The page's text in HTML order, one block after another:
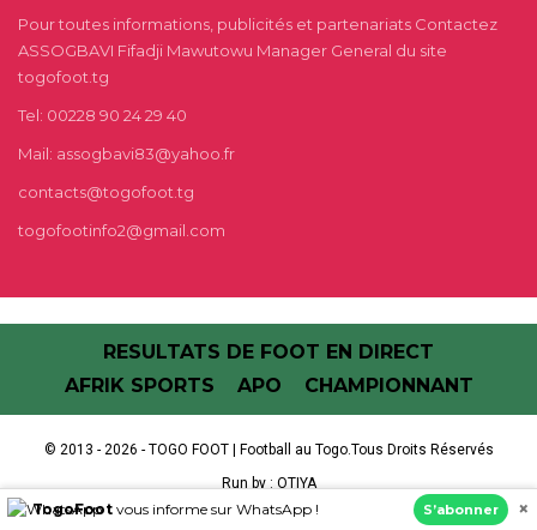
Pour toutes informations, publicités et partenariats Contactez
ASSOGBAVI Fifadji Mawutowu Manager General du site
togofoot.tg
Tel: 00228 90 24 29 40
Mail: assogbavi83@yahoo.fr
contacts@togofoot.tg
togofootinfo2@gmail.com
RESULTATS DE FOOT EN DIRECT
AFRIK SPORTS
APO CHAMPIONNANT
© 2013 - 2026 - TOGO FOOT | Football au Togo.Tous Droits Réservés
Run by : OTIYA
TogoFoot vous informe sur WhatsApp ! S’abonner ×